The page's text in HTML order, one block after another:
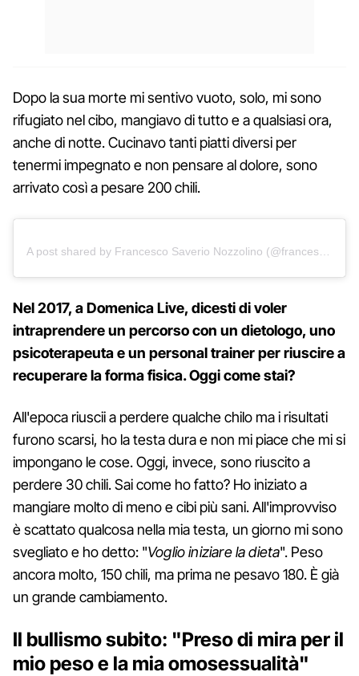
Dopo la sua morte mi sentivo vuoto, solo, mi sono
rifugiato nel cibo, mangiavo di tutto e a qualsiasi ora,
anche di notte. Cucinavo tanti piatti diversi per
tenermi impegnato e non pensare al dolore, sono
arrivato così a pesare 200 chili.
Nel 2017, a Domenica Live, dicesti di voler
intraprendere un percorso con un dietologo, uno
psicoterapeuta e un personal trainer per riuscire a
recuperare la forma fisica. Oggi come stai?
All'epoca riuscii a perdere qualche chilo ma i risultati
furono scarsi, ho la testa dura e non mi piace che mi si
impongano le cose. Oggi, invece, sono riuscito a
perdere 30 chili. Sai come ho fatto? Ho iniziato a
mangiare molto di meno e cibi più sani. All'improvviso
è scattato qualcosa nella mia testa, un giorno mi sono
svegliato e ho detto: "Voglio iniziare la dieta". Peso
ancora molto, 150 chili, ma prima ne pesavo 180. È già
un grande cambiamento.
Il bullismo subito: "Preso di mira per il
mio peso e la mia omosessualità"